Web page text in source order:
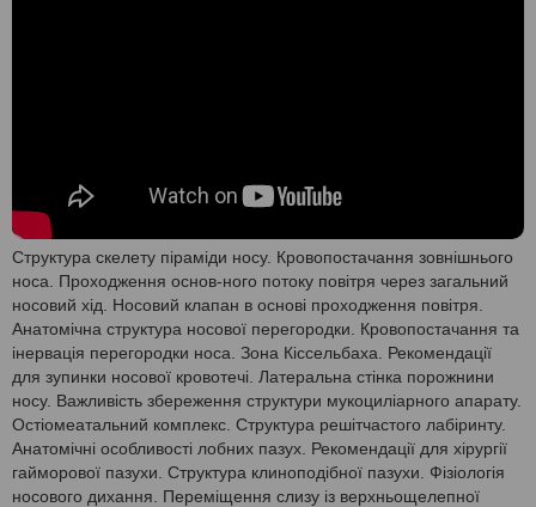
Структура скелету піраміди носу. Кровопостачання зовнішнього
носа. Проходження основ-ного потоку повітря через загальний
носовий хід. Носовий клапан в основі проходження повітря.
Анатомічна структура носової перегородки. Кровопостачання та
інервація перегородки носа. Зона Кіссельбаха. Рекомендації
для зупинки носової кровотечі. Латеральна стінка порожнини
носу. Важливість збереження структури мукоциліарного апарату.
Остіомеатальний комплекс. Структура решітчастого лабіринту.
Анатомічні особливості лобних пазух. Рекомендації для хірургії
гайморової пазухи. Структура клиноподібної пазухи. Фізіологія
носового дихання. Переміщення слизу із верхньощелепної